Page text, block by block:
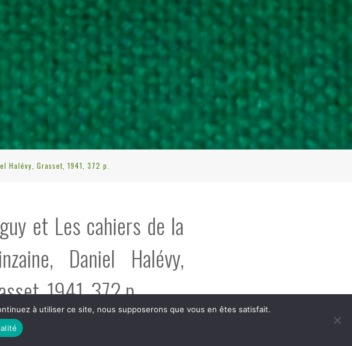
Halévy, Grasset, 1941, 372 p.
et Les cahiers de la
Daniel Halévy,
1941, 372 p.
tvac
à utiliser ce site, nous supposerons que vous en êtes satisfait.